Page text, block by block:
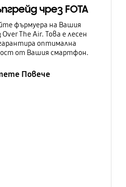
чрез FOTA
фърмуера на Вашия
The Air. Това е лесен
оптимална
от Вашия смартфон.
Повече